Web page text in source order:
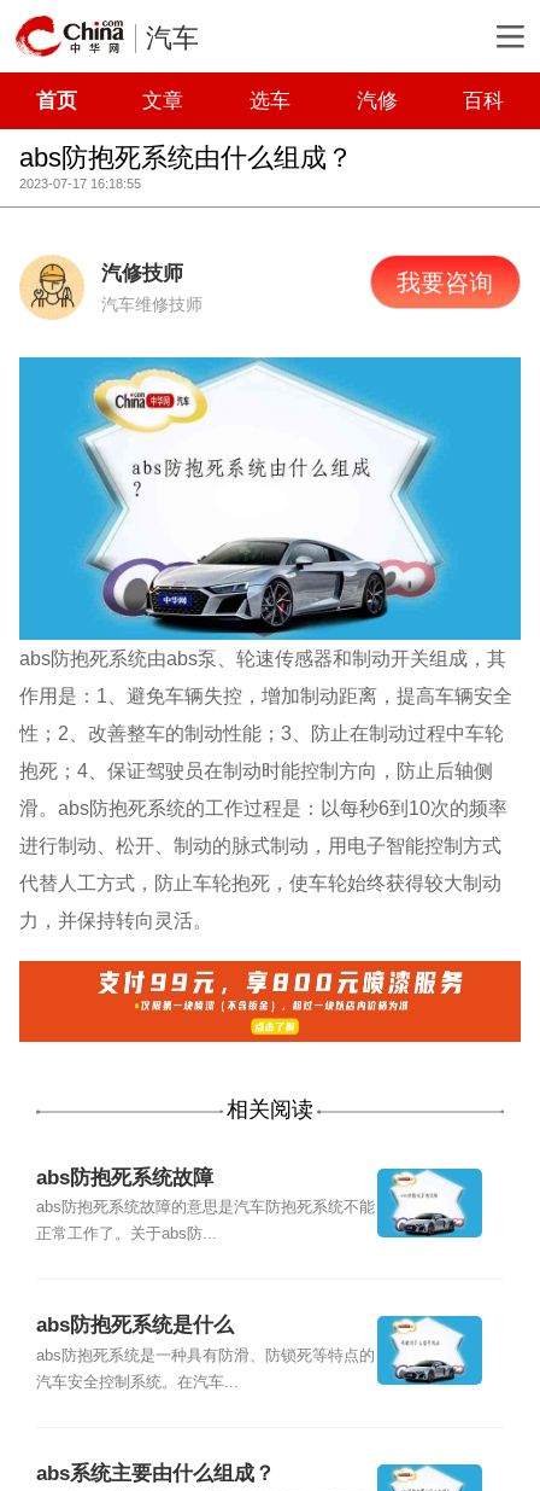
汽车
首页 文章 选车 汽修 百科
abs防抱死系统由什么组成？
2023-07-17 16:18:55
汽修技师
汽车维修技师
我要咨询
abs防抱死系统由abs泵、轮速传感器和制动开关组成，其
作用是：1、避免车辆失控，增加制动距离，提高车辆安全
性；2、改善整车的制动性能；3、防止在制动过程中车轮
抱死；4、保证驾驶员在制动时能控制方向，防止后轴侧
滑。abs防抱死系统的工作过程是：以每秒6到10次的频率
进行制动、松开、制动的脉式制动，用电子智能控制方式
代替人工方式，防止车轮抱死，使车轮始终获得较大制动
力，并保持转向灵活。
相关阅读
abs防抱死系统故障
abs防抱死系统故障的意思是汽车防抱死系统不能
正常工作了。关于abs防...
abs防抱死系统是什么
abs防抱死系统是一种具有防滑、防锁死等特点的
汽车安全控制系统。在汽车...
abs系统主要由什么组成？